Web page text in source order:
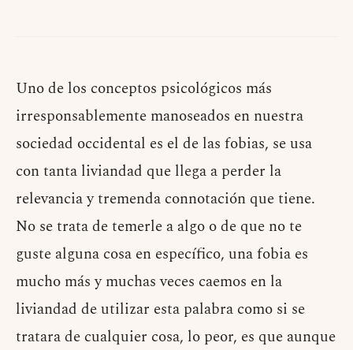
Uno de los conceptos psicológicos más
irresponsablemente manoseados en nuestra
sociedad occidental es el de las fobias, se usa
con tanta liviandad que llega a perder la
relevancia y tremenda connotación que tiene.
No se trata de temerle a algo o de que no te
guste alguna cosa en específico, una fobia es
mucho más y muchas veces caemos en la
liviandad de utilizar esta palabra como si se
tratara de cualquier cosa, lo peor, es que aunque